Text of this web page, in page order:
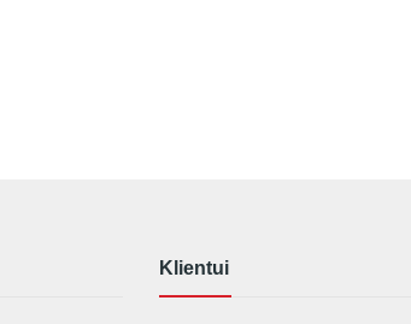
Klientui